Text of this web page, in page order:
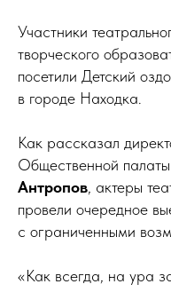
Участники
творческого
посетили Детский
в городе Находка.
Как рассказал
Общественной
Антропов, актеры
провели очередное
с ограниченными
«Как всегда, на ура